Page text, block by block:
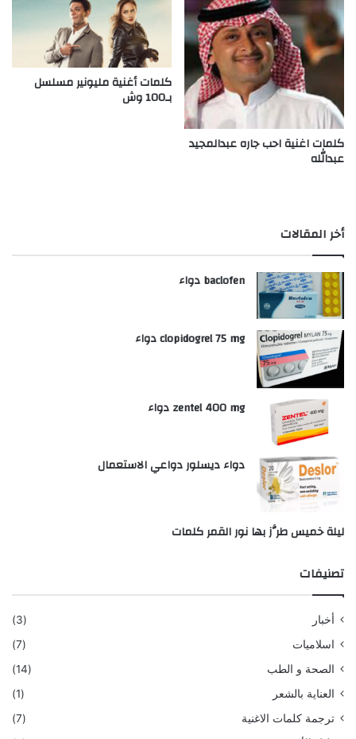
كلمات اغنية احب جاره عبدالمجيد
عبدالله
كلمات أغنية مليونير مسلسل
بـ100 وش
أخر المقالات
baclofen دواء
clopidogrel 75 mg دواء
zentel 400 mg دواء
دواء ديسلور دواعي الاستعمال
ليلة خميس طرَّز بها نور القمر كلمات
تصنيفات
أخبار
(3)
اسلاميات
(7)
الصحة و الطب
(14)
العناية بالشعر
(1)
ترجمة كلمات الاغنية
(7)